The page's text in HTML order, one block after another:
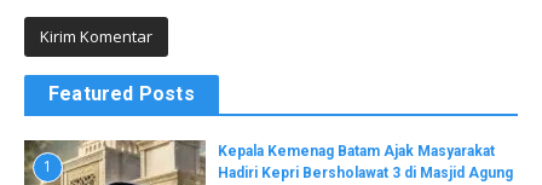
Featured Posts
1
Kepala Kemenag Batam Ajak Masyarakat
Hadiri Kepri Bersholawat 3 di Masjid Agung